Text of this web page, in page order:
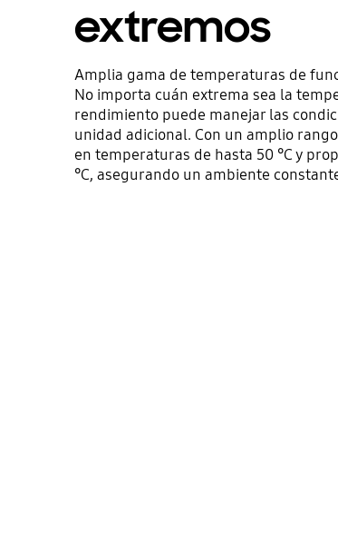
extremos
Amplia gama de temperaturas de
No importa cuán extrema sea la
rendimiento puede manejar las
unidad adicional. Con un amplio
en temperaturas de hasta 50 °C y
°C, asegurando un ambiente